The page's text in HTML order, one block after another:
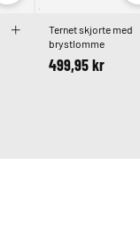
Ternet skjorte med
brystlomme
499,95 kr